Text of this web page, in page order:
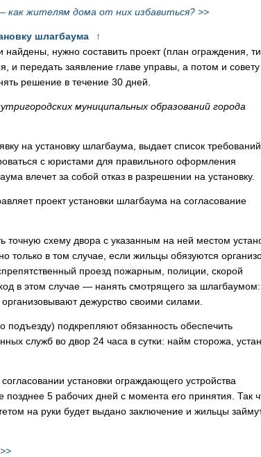
жителям дома от них избавиться? >>
шлагбаума
↑
нужно составить проект (план ограждения,
передать заявление главе управы, а потом и совету
решение в течение 30 дней.
муниципальных образований города
на установку шлагбаума, выдает список
с юристами для правильного оформления
влечет за собой отказ в разрешении на установку.
проект установки шлагбаума на согласование
схему двора с указанным на ней местом
в том случае, если жильцы обязуются
проезд пожарным, полиции, скорой
в этом случае — нанять смотрящего за шлагбаумом:
дежурство своими силами.
подкрепляют обязанность обеспечить
служб во двор 24 часа в сутки: найм сторожа,
установки ограждающего устройства
5 рабочих дней с момента его принятия. Так
на руки будет выдано заключение и жильцы